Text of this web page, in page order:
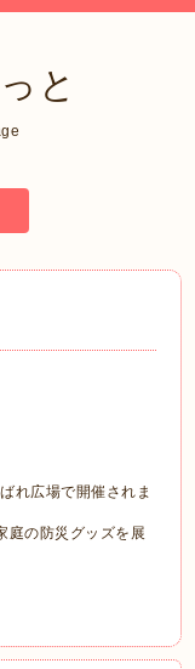
と
れ広場で開催されま
庭の防災グッズを展